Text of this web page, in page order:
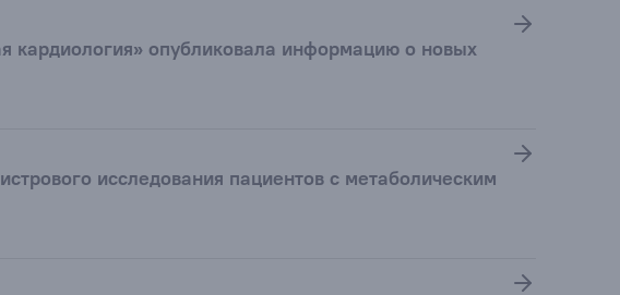
кардиология» опубликовала информацию о новых
исследования пациентов с метаболическим